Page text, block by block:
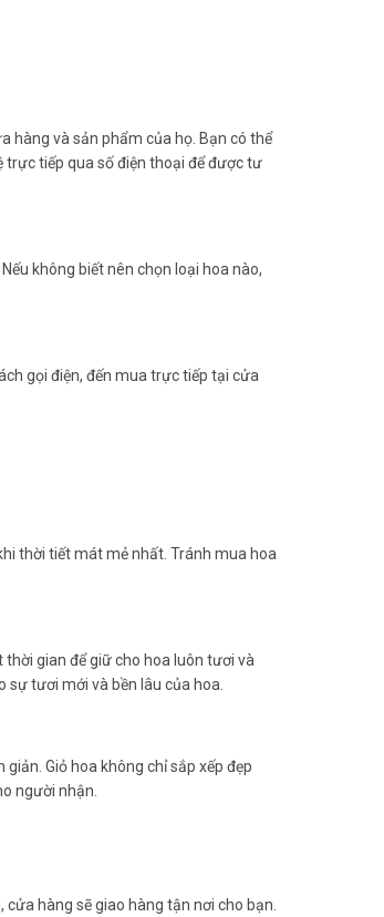
hàng và sản phẩm của họ. Bạn có thể
tiếp qua số điện thoại để được tư
không biết nên chọn loại hoa nào,
gọi điện, đến mua trực tiếp tại cửa
thời tiết mát mẻ nhất. Tránh mua hoa
gian để giữ cho hoa luôn tươi và
tươi mới và bền lâu của hoa.
Giỏ hoa không chỉ sắp xếp đẹp
người nhận.
hàng sẽ giao hàng tận nơi cho bạn.